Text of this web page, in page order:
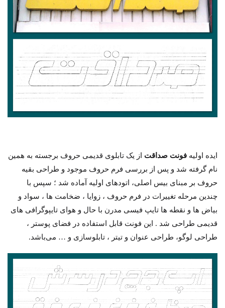
ایده اولیه فونت صداقت از یک تابلوی قدیمی حروف برجسته به همین
نام گرفته شد و پس از بررسی فرم حروف موجود و طراحی بقیه
حروف بر مبنای بیس اصلی، اتودهای اولیه آماده شد ؛ سپس با
چندین مرحله تغییرات در فرم حروف ، زوایا ، ضخامت ها ، سواد و
بیاض ها و نقطه ها تایپ فیسی مدرن با حال و هوای تایپوگرافی های
قدیمی طراحی شد . این فونت قابل استفاده در فضای پوستر ،
طراحی لوگو، طراحی عنوان و تیتر ، تابلوسازی و … می‌باشد.